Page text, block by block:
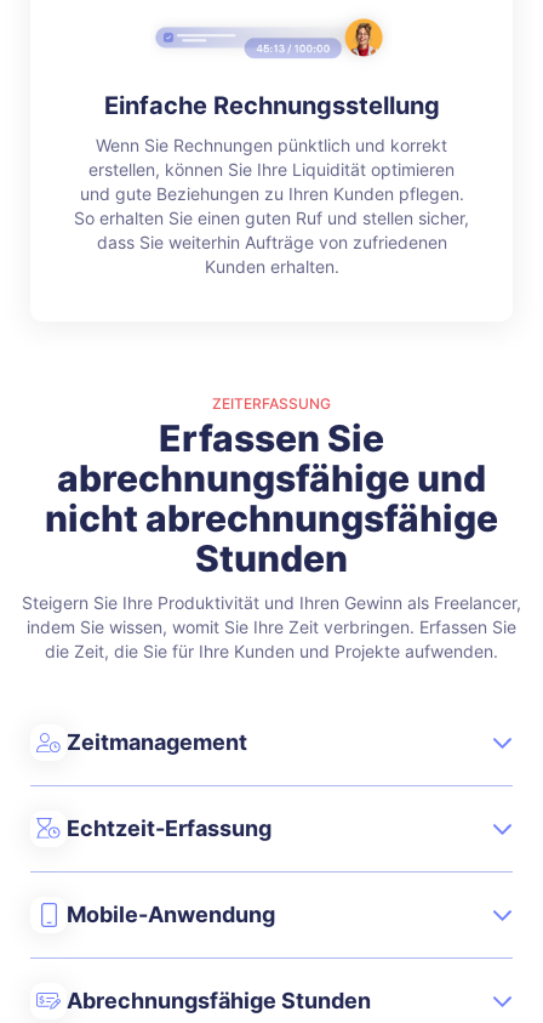
Einfache Rechnungsstellung
Wenn Sie Rechnungen pünktlich und korrekt
erstellen, können Sie Ihre Liquidität optimieren
und gute Beziehungen zu Ihren Kunden pflegen.
So erhalten Sie einen guten Ruf und stellen sicher,
dass Sie weiterhin Aufträge von zufriedenen
Kunden erhalten.
ZEITERFASSUNG
Erfassen Sie
abrechnungsfähige und
nicht abrechnungsfähige
Stunden
Steigern Sie Ihre Produktivität und Ihren Gewinn als Freelancer,
indem Sie wissen, womit Sie Ihre Zeit verbringen. Erfassen Sie
die Zeit, die Sie für Ihre Kunden und Projekte aufwenden.
Zeitmanagement
Echtzeit-Erfassung
Mobile-Anwendung
Abrechnungsfähige Stunden